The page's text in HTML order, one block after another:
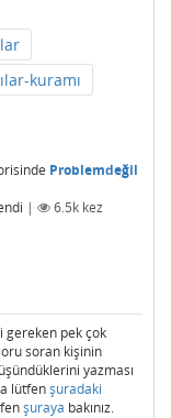
kuramı
Problemdeğil
| 6.5k kez
pek çok
soran kişinin
yazması
lütfenşuradaki
şuraya bakınız.